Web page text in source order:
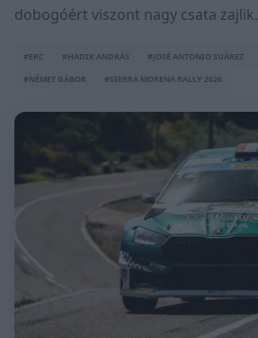
dobogóért viszont nagy csata zajlik.
#ERC #HADIK ANDRÁS #JOSÉ ANTONIO SUÁREZ
#NÉMET GÁBOR
#SIERRA MORENA RALLY 2026